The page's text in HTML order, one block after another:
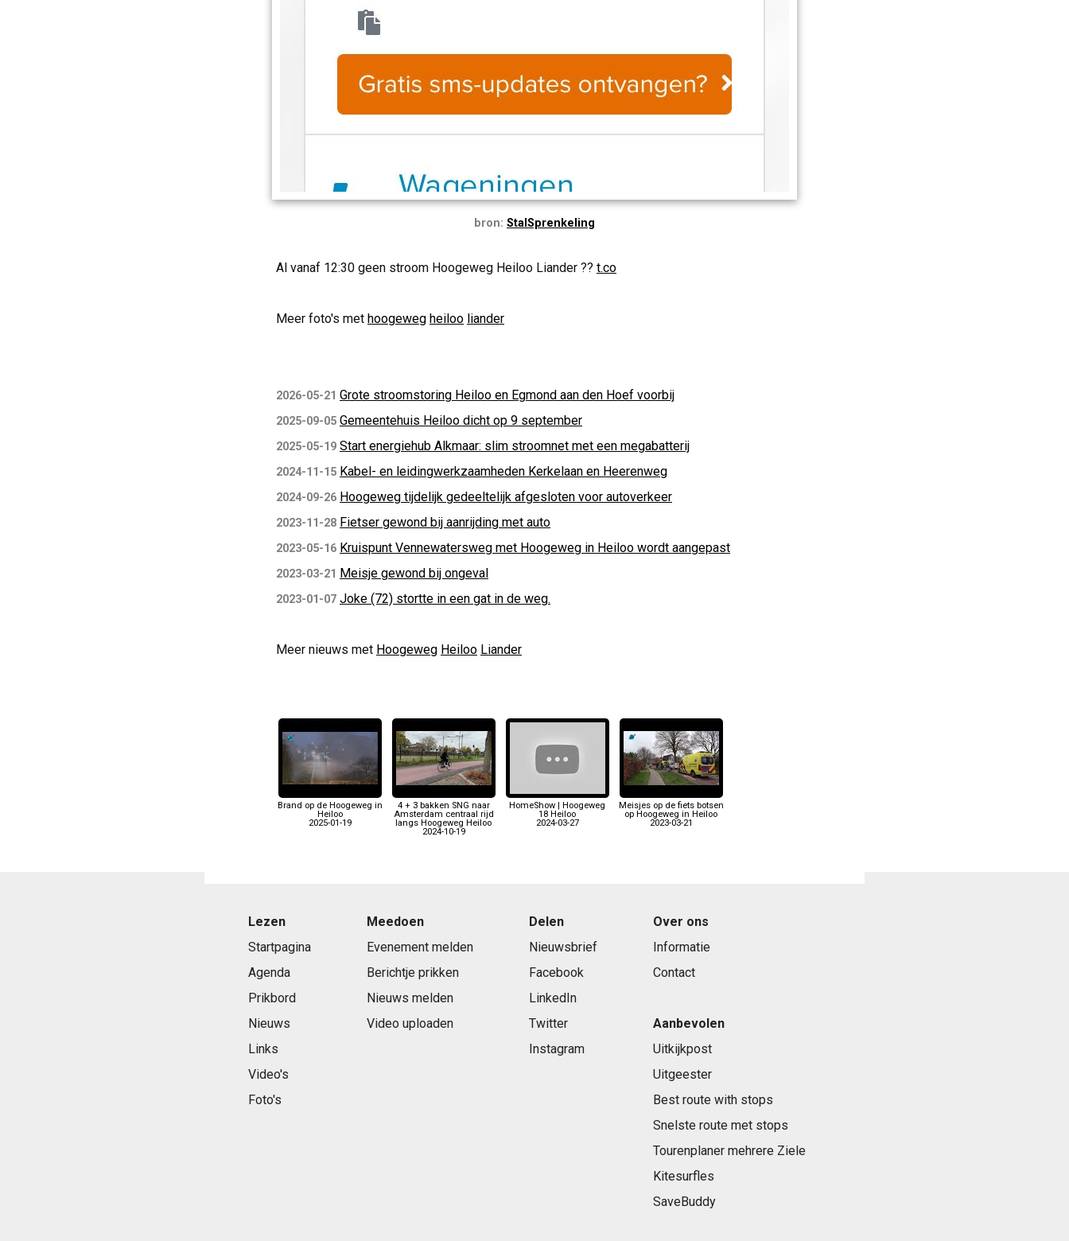
bron: StalSprenkeling
Al vanaf 12:30 geen stroom Hoogeweg Heiloo Liander ?? t.co
Meer foto's met hoogeweg heiloo liander
2026-05-21 Grote stroomstoring Heiloo en Egmond aan den Hoef voorbij
2025-09-05 Gemeentehuis Heiloo dicht op 9 september
2025-05-19 Start energiehub Alkmaar: slim stroomnet met een megabatterij
2024-11-15 Kabel- en leidingwerkzaamheden Kerkelaan en Heerenweg
2024-09-26 Hoogeweg tijdelijk gedeeltelijk afgesloten voor autoverkeer
2023-11-28 Fietser gewond bij aanrijding met auto
2023-05-16 Kruispunt Vennewatersweg met Hoogeweg in Heiloo wordt aangepast
2023-03-21 Meisje gewond bij ongeval
2023-01-07 Joke (72) stortte in een gat in de weg.
Meer nieuws met Hoogeweg Heiloo Liander
Brand op de Hoogeweg in
Heiloo
2025-01-19
4 + 3 bakken SNG naar
Amsterdam centraal rijd
langs Hoogeweg Heiloo
2024-10-19
HomeShow | Hoogeweg
18 Heiloo
2024-03-27
Meisjes op de fiets botsen
op Hoogeweg in Heiloo
2023-03-21
Lezen
Startpagina
Agenda
Prikbord
Nieuws
Links
Video's
Foto's
Meedoen
Evenement melden
Berichtje prikken
Nieuws melden
Video uploaden
Delen
Nieuwsbrief
Facebook
LinkedIn
Twitter
Instagram
Over ons
Informatie
Contact
Aanbevolen
Uitkijkpost
Uitgeester
Best route with stops
Snelste route met stops
Tourenplaner mehrere Ziele
Kitesurfles
SaveBuddy